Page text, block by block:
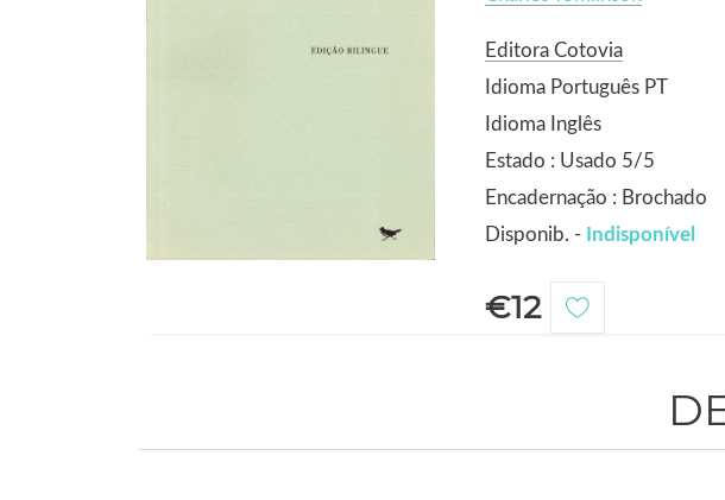
Editora Cotovia
Idioma Português PT
Idioma Inglês
Estado : Usado 5/5
Encadernação : Brochado
Disponib. - Indisponível
€12